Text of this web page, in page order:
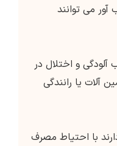
می توانند
و اختلال در
آلات یا رانندگی
با احتیاط مصرف